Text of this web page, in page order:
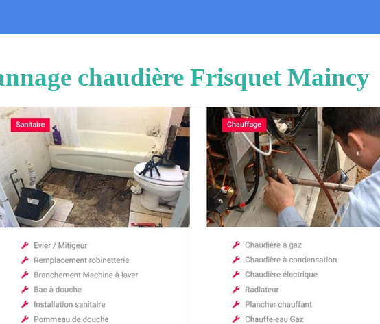
chaudière Frisquet Maincy